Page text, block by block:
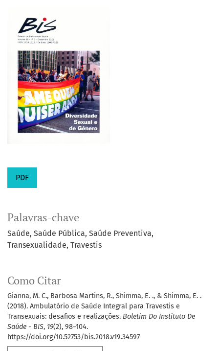
PDF
Palavras-chave
Saúde Saúde Pública Saúde Preventiva
Transexualidade Travestis
Como Citar
Gianna, M. C., Barbosa Martins, R., Shimma, E. ., & Shimma, E. .
(2018). Ambulatório de Saúde Integral para Travestis e
Transexuais: desafios e realizações. Boletim Do Instituto De
Saúde - BIS, 19(2), 98–104.
https://doi.org/10.52753/bis.2018.v19.34597